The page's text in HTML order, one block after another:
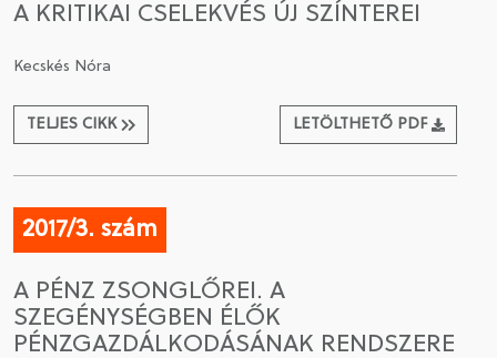
A KRITIKAI CSELEKVÉS ÚJ SZÍNTEREI
Kecskés Nóra
TELJES CIKK LETÖLTHETŐ PDF
2017/3. szám
A PÉNZ ZSONGLŐREI. A
SZEGÉNYSÉGBEN ÉLŐK
PÉNZGAZDÁLKODÁSÁNAK RENDSZERE